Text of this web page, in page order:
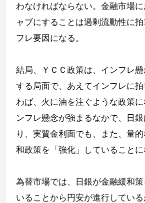
わなければならない。金融市場
ャブにすることは過剰流動性に
フレ要因になる。
結局、ＹＣＣ政策は、インフレ
する局面で、あえてインフレに
わば、火に油を注ぐような政策
ンフレ懸念が強まるなかで、日
り、実質金利面でも、また、量
和政策を「強化」していることに
為替市場では、日銀が金融緩和
いることから円安が進行している